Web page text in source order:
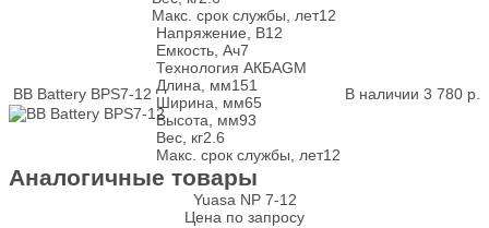
Макс. срок службы, лет12
BB Battery BPS7-12
Напряжение, В12
Емкость, Ач7
Технология АКБAGM
Длина, мм151
Ширина, мм65
Высота, мм93
Вес, кг2.6
Макс. срок службы, лет12
В наличии 3 780 р.
Аналогичные товары
Yuasa NP 7-12
Цена по запросу